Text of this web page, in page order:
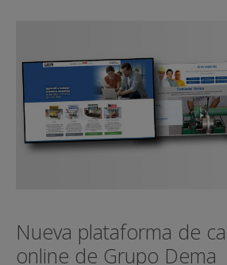
Nueva plataforma de
online de Grupo Dema